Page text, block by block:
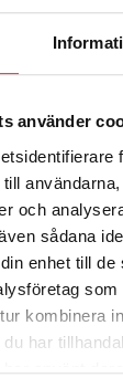
använder
och
sådana
enhet till
kombinera
har
8,8
EL
moms
i